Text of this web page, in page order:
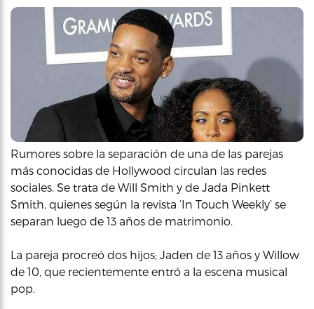
Rumores sobre la separación de una de las parejas
más conocidas de Hollywood circulan las redes
sociales. Se trata de Will Smith y de Jada Pinkett
Smith, quienes según la revista ‘In Touch Weekly’ se
separan luego de 13 años de matrimonio.
La pareja procreó dos hijos; Jaden de 13 años y Willow
de 10, que recientemente entró a la escena musical
pop.